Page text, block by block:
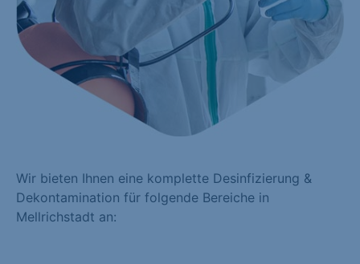
Wir bieten Ihnen eine komplette Desinfizierung &
Dekontamination für folgende Bereiche in
Mellrichstadt an: